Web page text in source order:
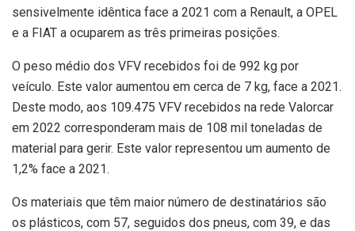
sensivelmente idêntica face a 2021 com a Renault, a OPEL
e a FIAT a ocuparem as três primeiras posições.
O peso médio dos VFV recebidos foi de 992 kg por
veículo. Este valor aumentou em cerca de 7 kg, face a 2021.
Deste modo, aos 109.475 VFV recebidos na rede Valorcar
em 2022 corresponderam mais de 108 mil toneladas de
material para gerir. Este valor representou um aumento de
1,2% face a 2021.
Os materiais que têm maior número de destinatários são
os plásticos, com 57, seguidos dos pneus, com 39, e das